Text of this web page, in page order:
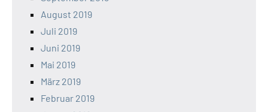
August 2019
Juli 2019
Juni 2019
Mai 2019
März 2019
Februar 2019